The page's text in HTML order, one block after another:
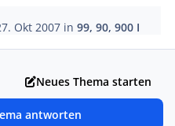
Okt 2007 in99, 90, 900 I
Neues Thema starten
antworten